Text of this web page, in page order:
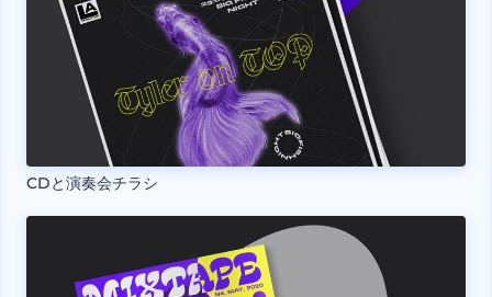
CDと演奏会チラシ